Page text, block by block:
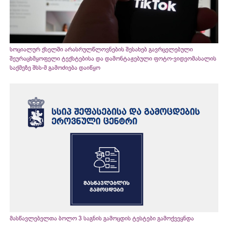
სოციალურ ქსელში არასრულწლოვნების შესახებ გავრცელებული
შეურაცხმყოფელი ტექსტებისა და დამონტაჟებული ფოტო-ვიდეომასალის
საქმეზე შსს-მ გამოძიება დაიწყო
მასწავლებელთა ბოლო 3 საგნის გამოცდის ტესტები გამოქვეყნდა